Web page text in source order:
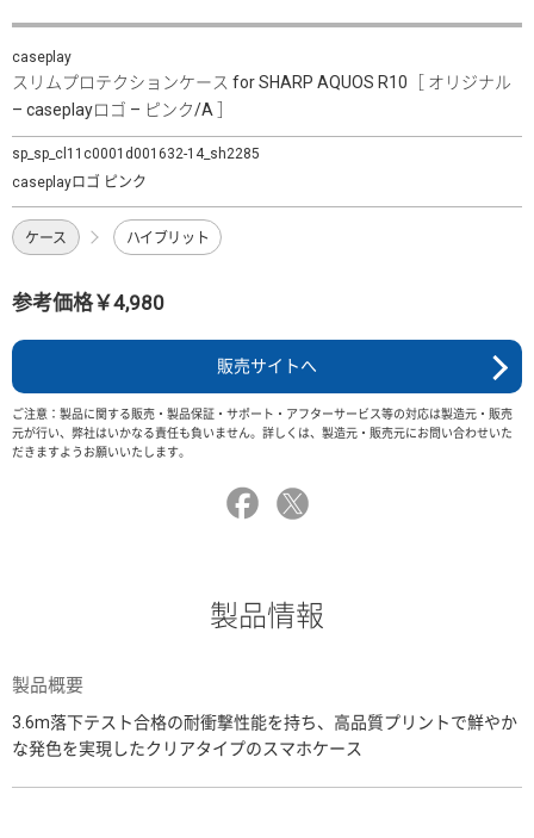
caseplay
スリムプロテクションケース for SHARP AQUOS R10［ オリジナル
– caseplayロゴ – ピンク/A ］
sp_sp_cl11c0001d001632-14_sh2285
caseplayロゴ ピンク
ケース ハイブリット
参考価格￥4,980
販売サイトへ
ご注意：製品に関する販売・製品保証・サポート・アフターサービス等の対応は製造元・販売
元が行い、弊社はいかなる責任も負いません。詳しくは、製造元・販売元にお問い合わせいた
だきますようお願いいたします。
製品情報
製品概要
3.6m落下テスト合格の耐衝撃性能を持ち、高品質プリントで鮮やか
な発色を実現したクリアタイプのスマホケース